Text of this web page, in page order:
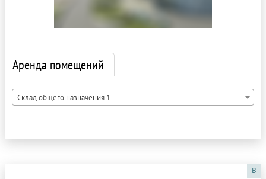
Аренда помещений
Склад общего назначения 1
B